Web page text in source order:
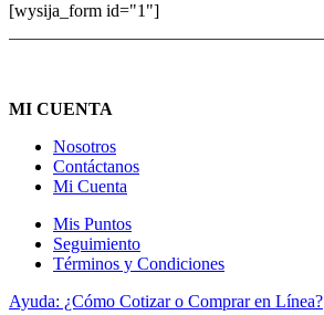
[wysija_form id="1"]
MI CUENTA
Nosotros
Contáctanos
Mi Cuenta
Mis Puntos
Seguimiento
Términos y Condiciones
Ayuda: ¿Cómo Cotizar o Comprar en Línea?